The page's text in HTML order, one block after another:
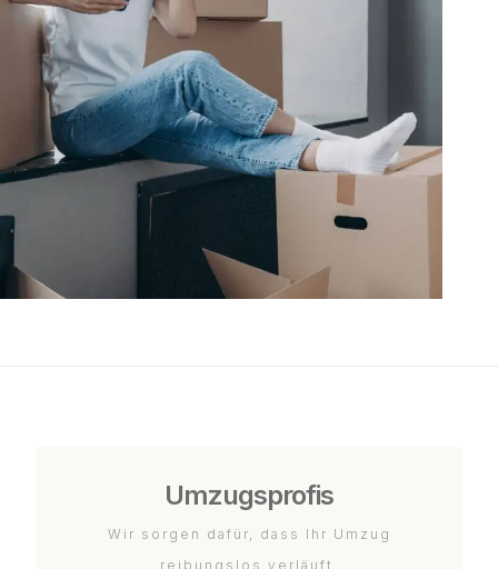
Umzugsprofis
Wir sorgen dafür, dass Ihr Umzug
reibungslos verläuft.